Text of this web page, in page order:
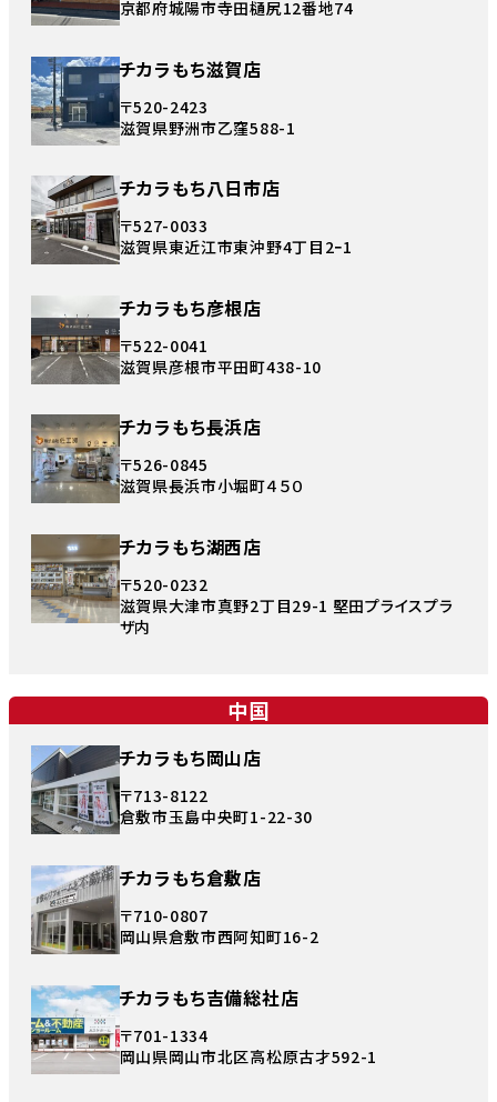
京都府城陽市寺田樋尻12番地74
チカラもち滋賀店
〒520-2423
滋賀県野洲市乙窪588-1
チカラもち八日市店
〒527-0033
滋賀県東近江市東沖野4丁目2ｰ1
チカラもち彦根店
〒522-0041
滋賀県彦根市平田町438-10
チカラもち長浜店
〒526-0845
滋賀県長浜市小堀町４５０
チカラもち湖西店
〒520-0232
滋賀県大津市真野2丁目29-1 堅田プライスプラ
ザ内
中国
チカラもち岡山店
〒713-8122
倉敷市玉島中央町1-22-30
チカラもち倉敷店
〒710-0807
岡山県倉敷市西阿知町16-2
チカラもち吉備総社店
〒701-1334
岡山県岡山市北区高松原古才592-1